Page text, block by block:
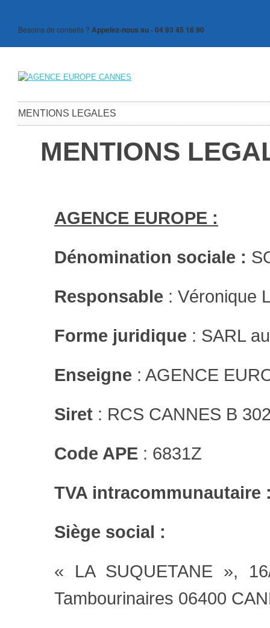
Besoins de conseils ? Appelez-nous au - 04 93 45 16 90
MENTIONS LEGALES
MENTIONS
AGENCE EUROPE :
Dénomination sociale :
Responsable : Véronique
Forme juridique : SARL
Enseigne : AGENCE
Siret : RCS CANNES B
Code APE : 6831Z
TVA intracommunautaire
Siège social :
« LA SUQUETANE »,
Tambourinaires 06400